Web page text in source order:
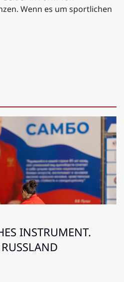
Wenn es um sportlichen
INSTRUMENT. S